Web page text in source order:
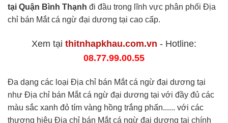
tại Quận Bình Thạnh đi đầu trong lĩnh vực phân phối Địa
chỉ bán Mắt cá ngừ đại dương tại cao cấp.
Xem tại thitnhapkhau.com.vn - Hotline:
08.77.99.00.55
Đa dạng các loại Địa chỉ bán Mắt cá ngừ đại dương tại
như Địa chỉ bán Mắt cá ngừ đại dương tại với đầy đủ các
màu sắc xanh đỏ tím vàng hồng trắng phấn...... với các
thương hiệu Địa chỉ bán Mắt cá ngừ đại dương tại chính